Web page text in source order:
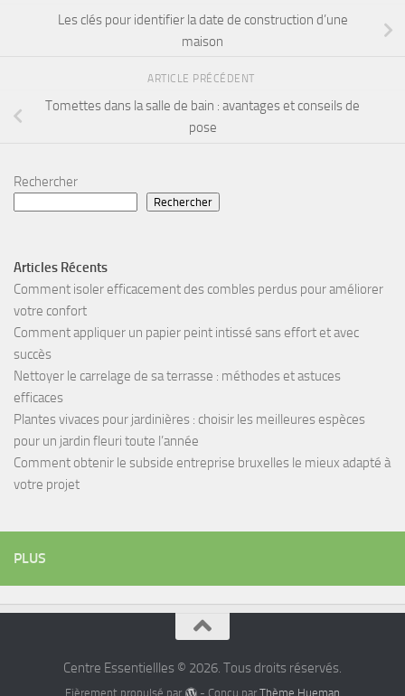
Les clés pour identifier la date de construction d’une
maison
ARTICLE PRÉCÉDENT
Tomettes dans la salle de bain : avantages et conseils de
pose
Rechercher
Rechercher
Articles Récents
Comment isoler efficacement des combles perdus pour améliorer
votre confort
Comment appliquer un papier peint intissé sans effort et avec
succès
Nettoyer le carrelage de sa terrasse : méthodes et astuces
efficaces
Plantes vivaces pour jardinières : choisir les meilleures espèces
pour un jardin fleuri toute l’année
Comment obtenir le subside entreprise bruxelles le mieux adapté à
votre projet
PLUS
Centre Essentiellles © 2026. Tous droits réservés.
Fièrement propulsé par - Conçu par Thème Hueman